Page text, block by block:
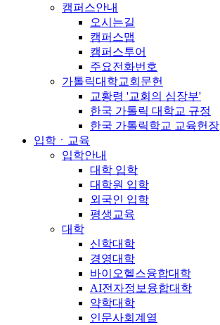
캠퍼스안내
오시는길
캠퍼스맵
캠퍼스투어
주요전화번호
가톨릭대학교회문헌
교황령 '교회의 심장부'
한국 가톨릭 대학교 규정
한국 가톨릭학교 교육헌장
입학ㆍ교육
입학안내
대학 입학
대학원 입학
외국인 입학
평생교육
대학
신학대학
경영대학
바이오헬스융합대학
AI전자정보융합대학
약학대학
인문사회계열